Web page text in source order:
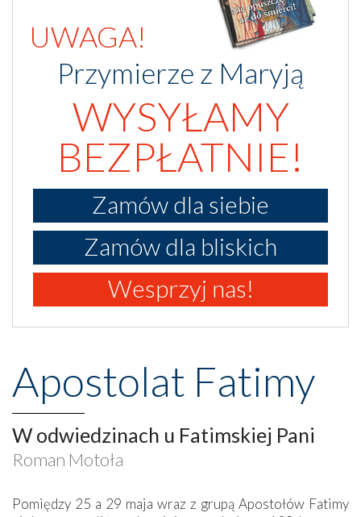
UWAGA!
Przymierze z Maryją
WYSYŁAMY
BEZPŁATNIE!
Zamów dla siebie
Zamów dla bliskich
Wesprzyj nas!
Apostolat Fatimy
W odwiedzinach u Fatimskiej Pani
Roman Motoła
Pomiędzy 25 a 29 maja wraz z grupą Apostołów Fatimy